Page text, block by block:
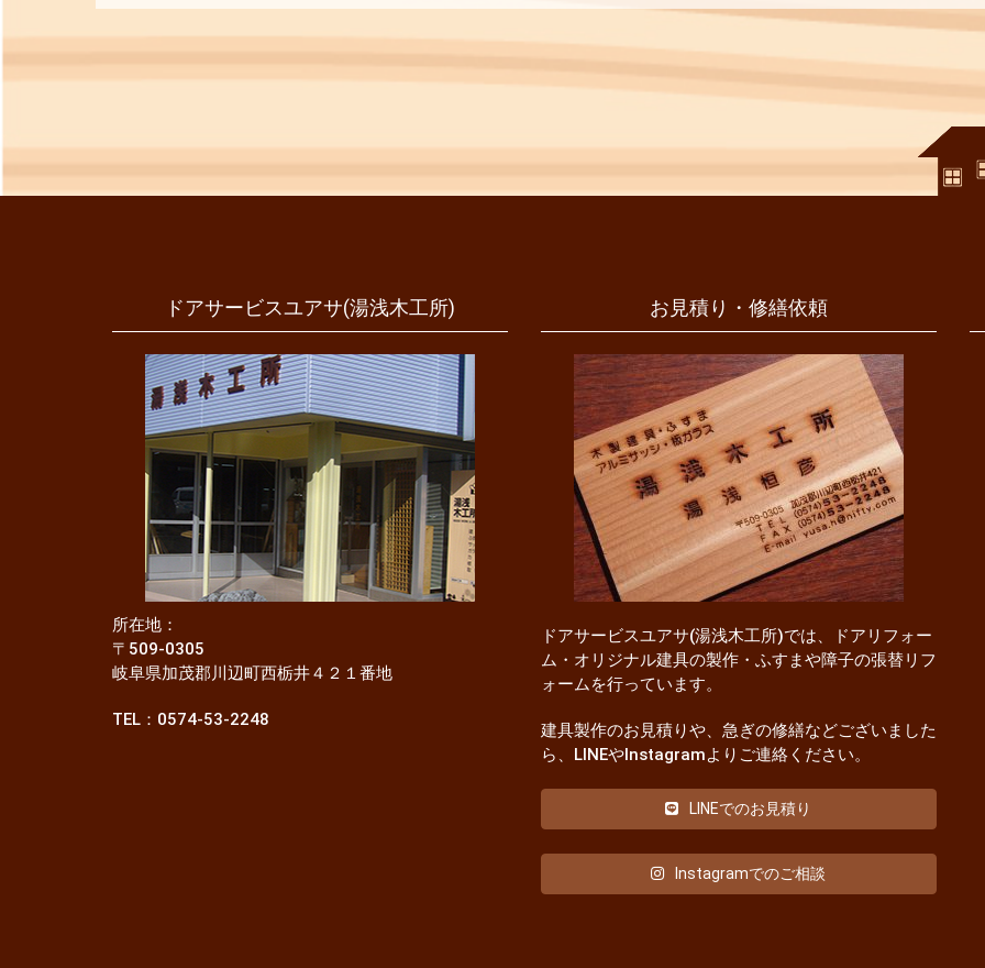
ドアサービスユアサ(湯浅木工所)
所在地：
〒509-0305
岐阜県加茂郡川辺町西栃井４２１番地
TEL：0574-53-2248
お見積り・修繕依頼
ドアサービスユアサ(湯浅木工所)では、ドアリフォー
ム・オリジナル建具の製作・ふすまや障子の張替リフ
ォームを行っています。
建具製作のお見積りや、急ぎの修繕などございました
ら、LINEやInstagramよりご連絡ください。
LINEでのお見積り
Instagramでのご相談